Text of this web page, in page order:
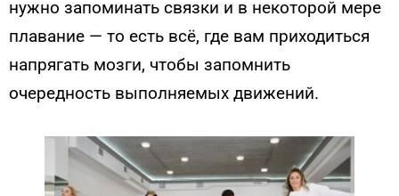
нужно запоминать связки и в некоторой мере
плавание — то есть всё, где вам приходиться
напрягать мозги, чтобы запомнить
очередность выполняемых движений.